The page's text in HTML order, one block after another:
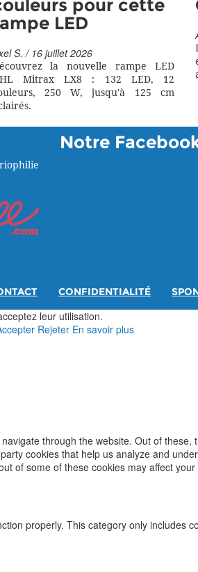
pour cette
LED
S. / 16 juillet 2026
la nouvelle rampe LED
Mitrax LX8 : 132 LED, 12
250 W, jusqu'à 125 cm
Notre
CONFIDENTIALITÉ
leur utilisation.
Rejeter En savoir plus
through the website. Out of
cookies that help us analyze and
of some of these cookies may affect
properly. This category only